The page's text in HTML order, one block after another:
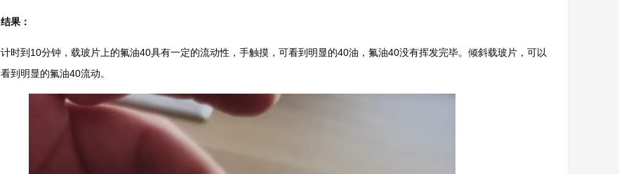
结果：
计时到10分钟，载玻片上的氟油40具有一定的流动性，手触摸，可看到明显的40油，氟油40没有挥发完毕。倾斜载玻片，可以
看到明显的氟油40流动。